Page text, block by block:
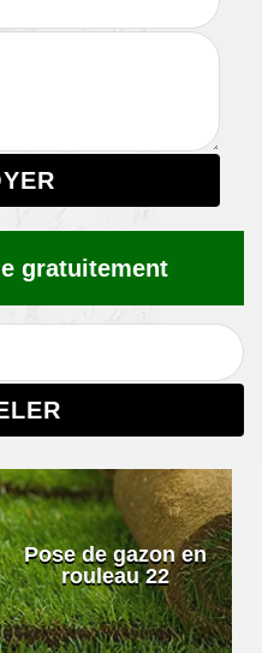
gratuitement
Pose de gazon en
rouleau 22